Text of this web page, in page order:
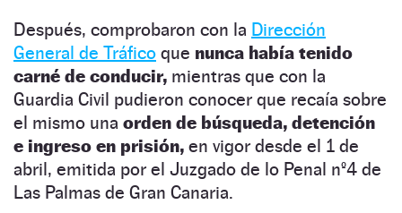
Después, comprobaron con la Dirección
General de Tráfico que nunca había tenido
carné de conducir, mientras que con la
Guardia Civil pudieron conocer que recaía sobre
el mismo una orden de búsqueda, detención
e ingreso en prisión, en vigor desde el 1 de
abril, emitida por el Juzgado de lo Penal nº4 de
Las Palmas de Gran Canaria.